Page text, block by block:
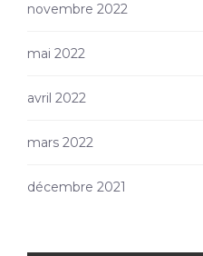
novembre 2022
mai 2022
avril 2022
mars 2022
décembre 2021